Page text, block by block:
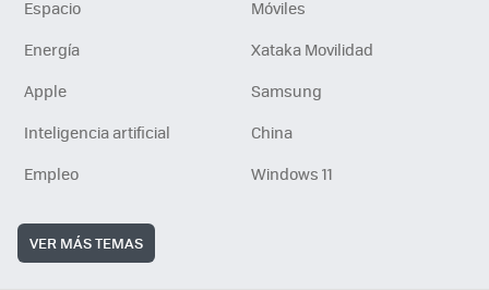
Espacio
Móviles
Energía
Xataka Movilidad
Apple
Samsung
Inteligencia artificial
China
Empleo
Windows 11
VER MÁS TEMAS